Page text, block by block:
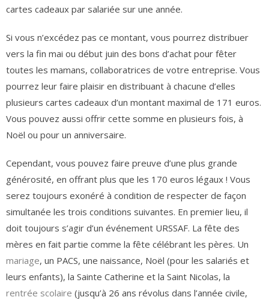
cartes cadeaux par salariée sur une année.
Si vous n’excédez pas ce montant, vous pourrez distribuer
vers la fin mai ou début juin des bons d’achat pour fêter
toutes les mamans, collaboratrices de votre entreprise. Vous
pourrez leur faire plaisir en distribuant à chacune d’elles
plusieurs cartes cadeaux d’un montant maximal de 171 euros.
Vous pouvez aussi offrir cette somme en plusieurs fois, à
Noël ou pour un anniversaire.
Cependant, vous pouvez faire preuve d’une plus grande
générosité, en offrant plus que les 170 euros légaux ! Vous
serez toujours exonéré à condition de respecter de façon
simultanée les trois conditions suivantes. En premier lieu, il
doit toujours s’agir d’un événement URSSAF. La fête des
mères en fait partie comme la fête célébrant les pères. Un
mariage, un PACS, une naissance, Noël (pour les salariés et
leurs enfants), la Sainte Catherine et la Saint Nicolas, la
rentrée scolaire (jusqu’à 26 ans révolus dans l’année civile,